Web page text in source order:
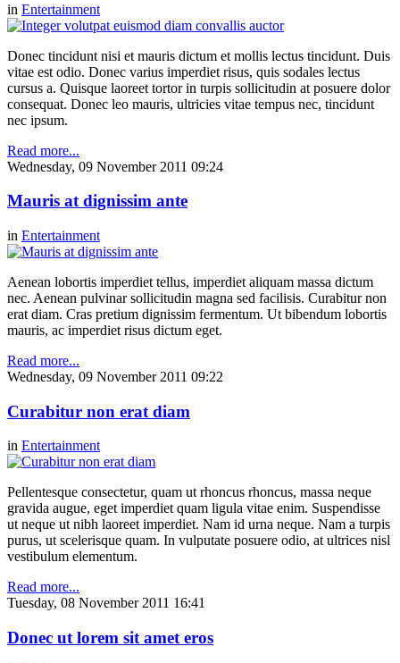
in Entertainment
Donec tincidunt nisi et mauris dictum et mollis lectus tincidunt. Duis
vitae est odio. Donec varius imperdiet risus, quis sodales lectus
cursus a. Quisque laoreet tortor in turpis sollicitudin at posuere dolor
consequat. Donec leo mauris, ultricies vitae tempus nec, tincidunt
nec ipsum.
Read more...
Wednesday, 09 November 2011 09:24
Mauris at dignissim ante
in Entertainment
Aenean lobortis imperdiet tellus, imperdiet aliquam massa dictum
nec. Aenean pulvinar sollicitudin magna sed facilisis. Curabitur non
erat diam. Cras pretium dignissim fermentum. Ut bibendum lobortis
mauris, ac imperdiet risus dictum eget.
Read more...
Wednesday, 09 November 2011 09:22
Curabitur non erat diam
in Entertainment
Pellentesque consectetur, quam ut rhoncus rhoncus, massa neque
gravida augue, eget imperdiet quam ligula vitae enim. Suspendisse
ut neque ut nibh laoreet imperdiet. Nam id urna neque. Nam a turpis
purus, ut scelerisque quam. In vulputate posuere odio, at ultrices nisl
vestibulum elementum.
Read more...
Tuesday, 08 November 2011 16:41
Donec ut lorem sit amet eros